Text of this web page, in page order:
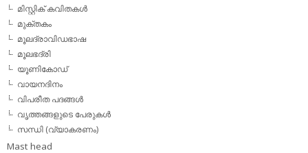
മിസ്റ്റിക് കവിതകള്‍
മുക്തകം
മൂലദ്രാവിഡഭാഷ
മൂലഭദ്രി
യൂണികോഡ്
വായനദിനം
വിപരീത പദങ്ങള്‍
വൃത്തങ്ങളുടെ പേരുകള്‍
സന്ധി (വ്യാകരണം)
Mast head